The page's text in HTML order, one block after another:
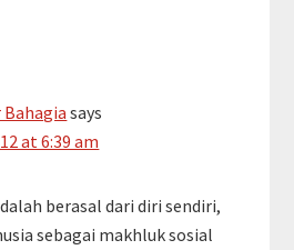
says
at 6:39 am
berasal dari diri sendiri,
sebagai makhluk sosial